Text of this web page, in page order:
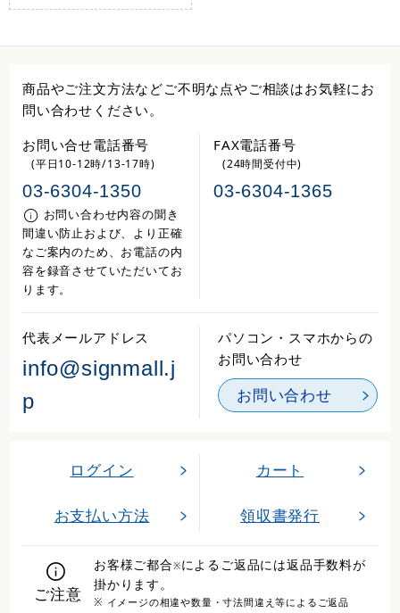
商品やご注文方法などご不明な点やご相談はお気軽にお
問い合わせください。
お問い合せ電話番号
(平日10-12時/13-17時)
03-6304-1350
お問い合わせ内容の聞き
間違い防止および、より正確
なご案内のため、お電話の内
容を録音させていただいてお
ります。
FAX電話番号
(24時間受付中)
03-6304-1365
代表メールアドレス
info@signmall.j
p
パソコン・スマホからの
お問い合わせ
お問い合わせ
ログイン カート
お支払い方法 領収書発行
ご注意
お客様ご都合※によるご返品には返品手数料が
掛かります。
※ イメージの相違や数量・寸法間違え等によるご返品